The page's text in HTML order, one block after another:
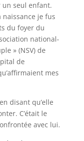
un seul enfant.
naissance je fus
du foyer du
national-
» (NSV) de
de
mes
disant qu’elle
C’était le
avec lui.